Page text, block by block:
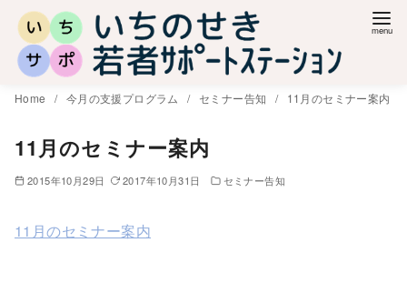
Home 今月の支援プログラム セミナー告知 11月のセミナー案内
11月のセミナー案内
2015年10月29日 2017年10月31日 セミナー告知
11月のセミナー案内